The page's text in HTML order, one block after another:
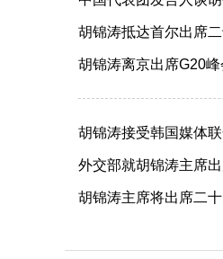
胡锦涛抵达首尔出席
胡锦涛离京出席G20
胡锦涛接受韩国媒体
外交部就胡锦涛主席
胡锦涛主席将出席二